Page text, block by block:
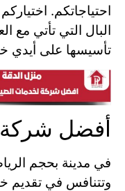
احتياجاتكم.
البال التي تأتي مع
تأسيسها على أيدي
أفضل شركة
في مدينة بحجم
وتتنافس في تقديم